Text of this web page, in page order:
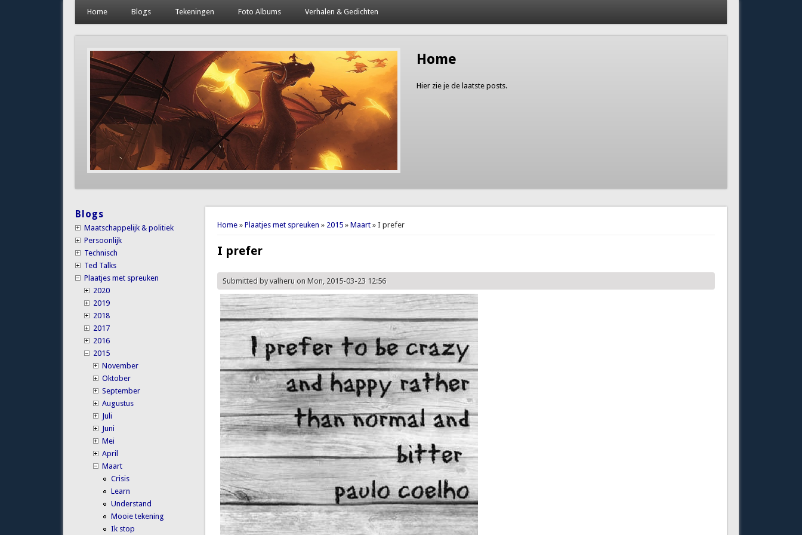
Home Blogs Tekeningen Foto Albums Verhalen & Gedichten
Home
Hier zie je de laatste posts.
You are here
Home »Plaatjes met spreuken » 2015 »Maart » I prefer
I prefer
Submitted byvalheru on Mon, 2015-03-23 12:56
Blogs
Maatschappelijk & politiek
Persoonlijk
Technisch
Ted Talks
Plaatjes met spreuken
2020
2019
2018
2017
2016
2015
November
Oktober
September
Augustus
Juli
Juni
Mei
April
Maart
Crisis
Learn
Understand
Mooie tekening
Ik stop